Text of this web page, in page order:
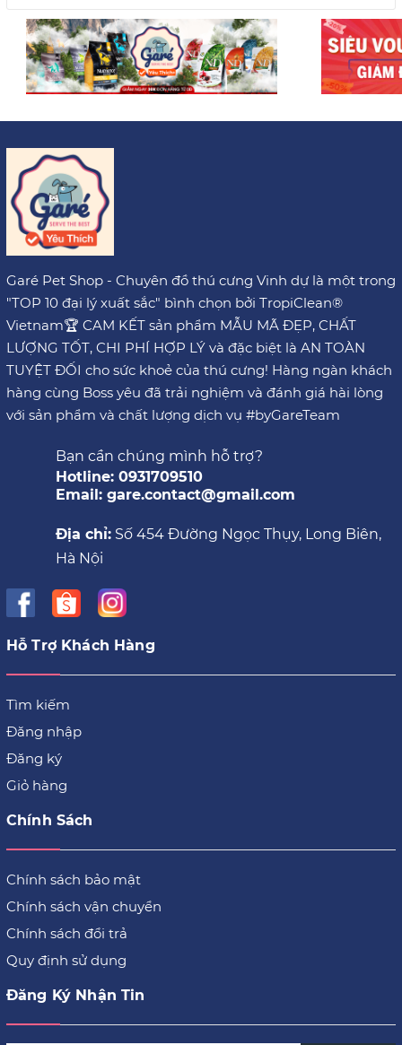
Garé Pet Shop - Chuyên đồ thú cưng Vinh dự là một trong
"TOP 10 đại lý xuất sắc" bình chọn bởi TropiClean®
Vietnam🏆 CAM KẾT sản phẩm MẪU MÃ ĐẸP, CHẤT
LƯỢNG TỐT, CHI PHÍ HỢP LÝ và đặc biệt là AN TOÀN
TUYỆT ĐỐI cho sức khoẻ của thú cưng! Hàng ngàn khách
hàng cùng Boss yêu đã trải nghiệm và đánh giá hài lòng
với sản phẩm và chất lượng dịch vụ #byGareTeam
Bạn cần chúng mình hỗ trợ?
Hotline: 0931709510
Email: gare.contact@gmail.com
Địa chỉ: Số 454 Đường Ngọc Thụy, Long Biên,
Hà Nội
Hỗ Trợ Khách Hàng
Tìm kiếm
Đăng nhập
Đăng ký
Giỏ hàng
Chính Sách
Chính sách bảo mật
Chính sách vận chuyển
Chính sách đổi trả
Quy định sử dụng
Đăng Ký Nhận Tin